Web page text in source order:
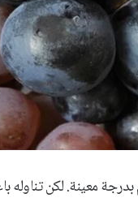
معينة. لكن تناوله